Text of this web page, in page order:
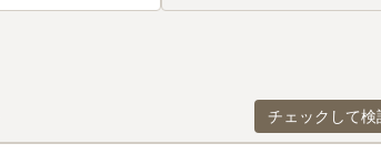
チェックして